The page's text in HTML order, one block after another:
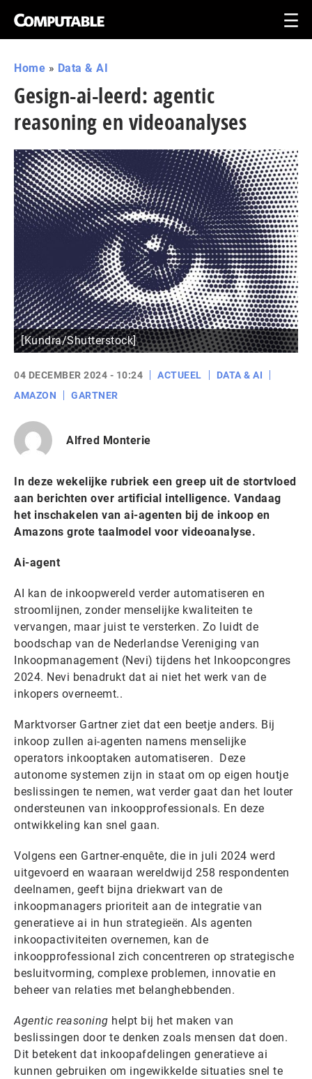
Home » Data & AI
Gesign-ai-leerd: agentic
reasoning en videoanalyses
[Kundra/Shutterstock]
04 DECEMBER 2024 - 10:24 ACTUEEL
DATA & AI
AMAZON
GARTNER
Alfred Monterie
In deze wekelijke rubriek een greep uit de stortvloed
aan berichten over artificial intelligence. Vandaag
het inschakelen van ai-agenten bij de inkoop en
Amazons grote taalmodel voor videoanalyse.
Ai-agent
AI kan de inkoopwereld verder automatiseren en
stroomlijnen, zonder menselijke kwaliteiten te
vervangen, maar juist te versterken. Zo luidt de
boodschap van de Nederlandse Vereniging van
Inkoopmanagement (Nevi) tijdens het Inkoopcongres
2024. Nevi benadrukt dat ai niet het werk van de
inkopers overneemt..
Marktvorser Gartner ziet dat een beetje anders. Bij
inkoop zullen ai-agenten namens menselijke
operators inkooptaken automatiseren. Deze
autonome systemen zijn in staat om op eigen houtje
beslissingen te nemen, wat verder gaat dan het louter
ondersteunen van inkoopprofessionals. En deze
ontwikkeling kan snel gaan.
Volgens een Gartner-enquête, die in juli 2024 werd
uitgevoerd en waaraan wereldwijd 258 respondenten
deelnamen, geeft bijna driekwart van de
inkoopmanagers prioriteit aan de integratie van
generatieve ai in hun strategieën. Als agenten
inkoopactiviteiten overnemen, kan de
inkoopprofessional zich concentreren op strategische
besluitvorming, complexe problemen, innovatie en
beheer van relaties met belanghebbenden.
Agentic reasoning helpt bij het maken van
beslissingen door te denken zoals mensen dat doen.
Dit betekent dat inkoopafdelingen generatieve ai
kunnen gebruiken om ingewikkelde situaties snel te